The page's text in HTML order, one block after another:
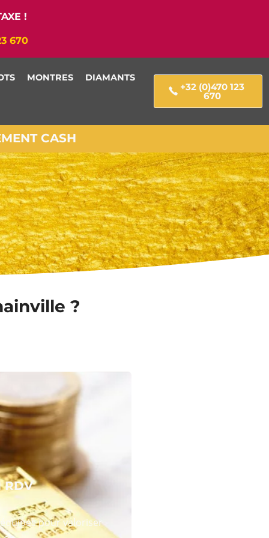
!
670
MONTRES DIAMANTS
+32 (0)470 123
670
CASH
?
RDV
pour valoriser